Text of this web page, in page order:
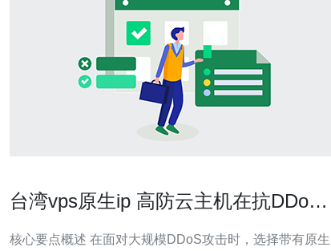
台湾vps原生ip 高防云主机在抗DDoS
核心要点概述 在面对大规模DDoS攻击时，选择带有原生